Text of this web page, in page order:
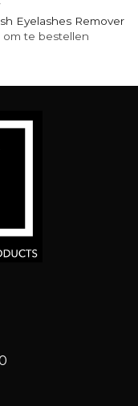
Eyelashes Remover
om te bestellen